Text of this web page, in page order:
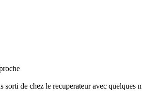
de chez le recuperateur avec quelques